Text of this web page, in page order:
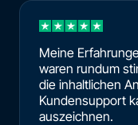
Meine
waren rundum
die inhaltlichen
Kundensupport
auszeichnen.